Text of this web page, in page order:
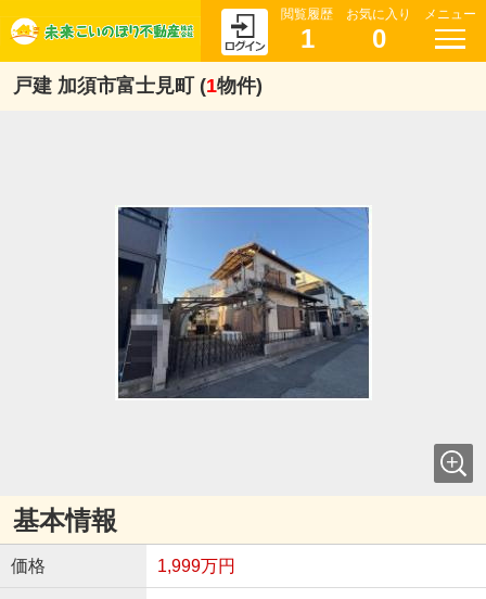
閲覧履歴
1
お気に入り
0
メニュー
戸建 加須市富士見町 (1物件)
基本情報
価格 1,999万円